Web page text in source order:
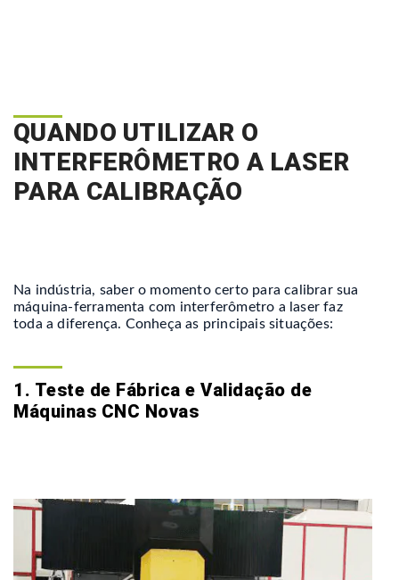
QUANDO UTILIZAR O
INTERFERÔMETRO A LASER
PARA CALIBRAÇÃO
Na indústria, saber o momento certo para calibrar sua
máquina-ferramenta com interferômetro a laser faz
toda a diferença. Conheça as principais situações:
1. Teste de Fábrica e Validação de
Máquinas CNC Novas